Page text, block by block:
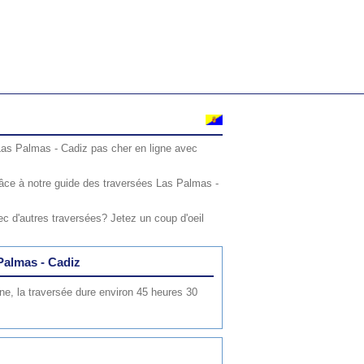
Palmas - Cadiz pas cher en ligne avec
à notre guide des traversées Las Palmas -
d'autres traversées? Jetez un coup d'oeil
- Cadiz
la traversée dure environ 45 heures 30